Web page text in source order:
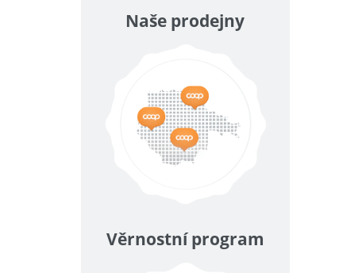
Naše prodejny
Věrnostní program